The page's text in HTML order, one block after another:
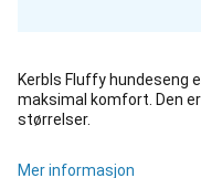
Kerbls Fluffy hundeseng
maksimal komfort. Den
størrelser.
Mer informasjon